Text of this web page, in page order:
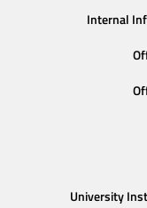
Internal
University